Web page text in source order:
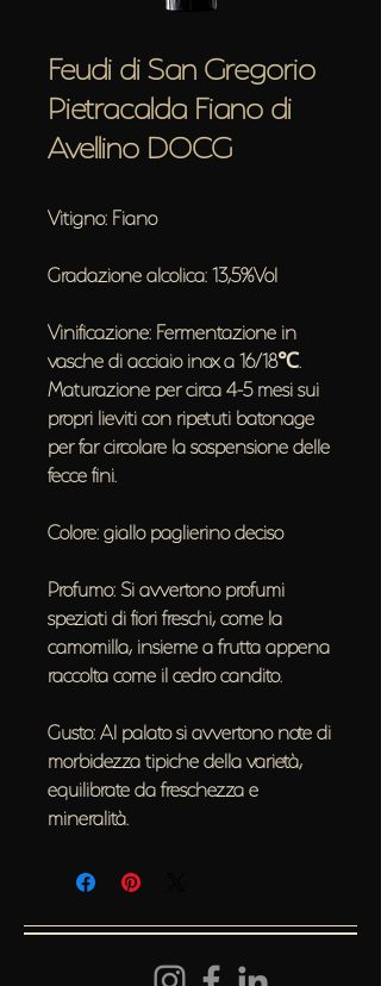
Feudi di San Gregorio
Pietracalda Fiano di
Avellino DOCG
Vitigno: Fiano
Gradazione alcolica: 13,5%Vol
Vinificazione: Fermentazione in
vasche di acciaio inox a 16/18℃.
Maturazione per circa 4-5 mesi sui
propri lieviti con ripetuti batonage
per far circolare la sospensione delle
fecce fini.
Colore: giallo paglierino deciso
Profumo: Si avvertono profumi
speziati di fiori freschi, come la
camomilla, insieme a frutta appena
raccolta come il cedro candito.
Gusto: Al palato si avvertono note di
morbidezza tipiche della varietà,
equilibrate da freschezza e
mineralità.